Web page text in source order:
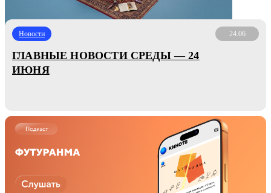
Новости 24.06
ГЛАВНЫЕ НОВОСТИ СРЕДЫ — 24
ИЮНЯ